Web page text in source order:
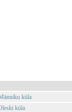
küla
küla